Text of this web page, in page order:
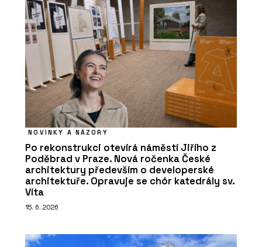
NOVINKY A NÁZORY
Po rekonstrukci otevírá náměstí Jiřího z
Poděbrad v Praze. Nová ročenka České
architektury především o developerské
architektuře. Opravuje se chór katedrály sv.
Víta
15. 6. 2026